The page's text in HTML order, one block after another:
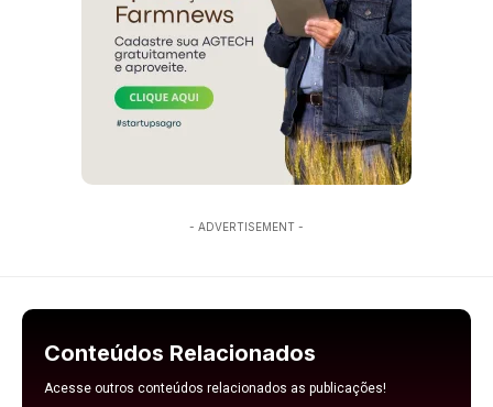
- ADVERTISEMENT -
Conteúdos Relacionados
Acesse outros conteúdos relacionados as publicações!